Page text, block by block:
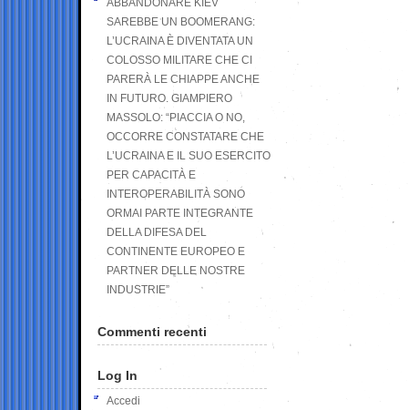
ABBANDONARE KIEV
SAREBBE UN BOOMERANG:
L’UCRAINA È DIVENTATA UN
COLOSSO MILITARE CHE CI
PARERÀ LE CHIAPPE ANCHE
IN FUTURO. GIAMPIERO
MASSOLO: “PIACCIA O NO,
OCCORRE CONSTATARE CHE
L’UCRAINA E IL SUO ESERCITO
PER CAPACITÀ E
INTEROPERABILITÀ SONO
ORMAI PARTE INTEGRANTE
DELLA DIFESA DEL
CONTINENTE EUROPEO E
PARTNER DELLE NOSTRE
INDUSTRIE”
Commenti recenti
Log In
Accedi